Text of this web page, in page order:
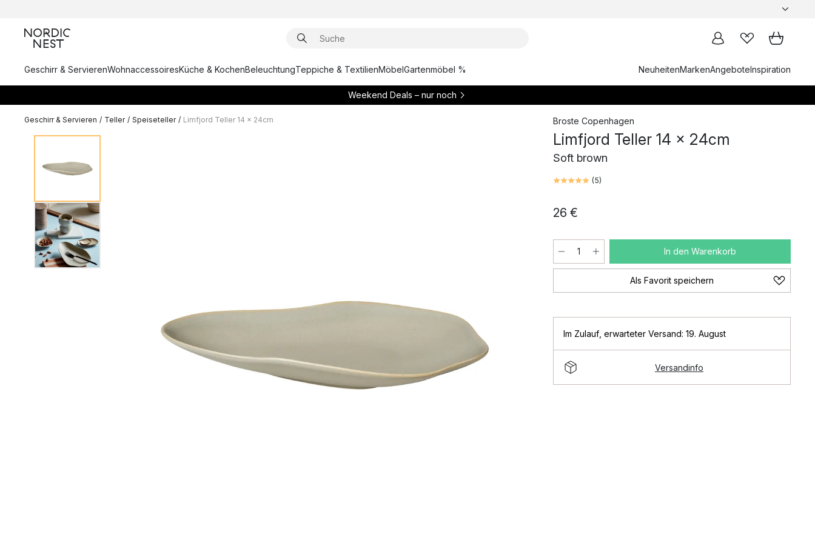
Geschirr & ServierenWohnaccessoiresKüche & KochenBeleuchtungTeppiche & TextilienMöbelGartenmöbel % NeuheitenMarkenAngeboteInspiration
Weekend Deals – nur noch
Geschirr & Servieren / Teller / Speiseteller / Limfjord Teller 14 x 24cm Broste Copenhagen
Limfjord Teller 14 x 24cm
Soft brown
(5)
26 €
In den Warenkorb
Als Favorit speichern
Im Zulauf erwarteter Versand: 19. August
Versandinfo